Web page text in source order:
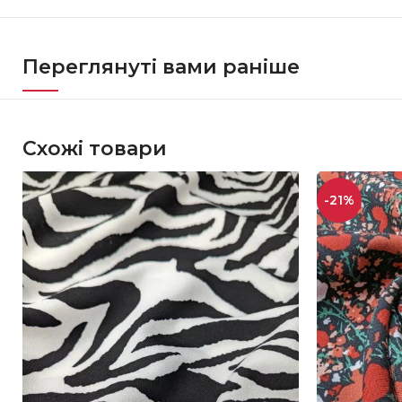
Переглянуті вами раніше
Схожі товари
-21%